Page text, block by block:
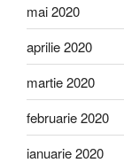
mai 2020
aprilie 2020
martie 2020
februarie 2020
ianuarie 2020